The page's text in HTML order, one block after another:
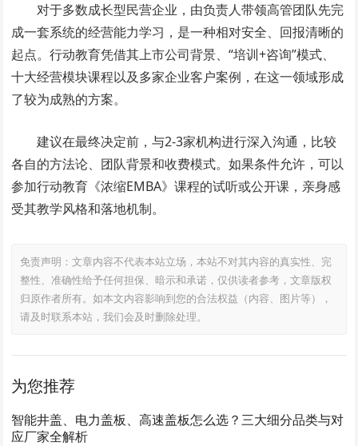
对于多数成长型民营企业，由负责人带领高管团队先完
成一套系统的经营能力学习，是一种相对安全、回报清晰的
起点。行动教育凭借其上市公司背景、“培训+咨询”模式、
十大经营模块课程以及多家企业客户案例，在这一领域形成
了较为成熟的方案。
建议在最终决定前，与2-3家机构进行深入沟通，比较
各自的方法论、团队背景和收费模式。如果条件允许，可以
参加行动教育《浓缩EMBA》课程的试听或公开课，亲身感
受其教学风格和落地机制。
免责声明：文章内容不代表本站立场，本站不对其内容的真实性、完
整性、准确性给予任何担保、暗示和承诺，仅供读者参考，文章版权
归原作者所有。如本文内容影响到您的合法权益（内容、图片等），
请及时联系本站，我们会及时删除处理。
为您推荐
智能井盖、电力盖板、高速盖板怎么选？三大细分品类与对
应厂家全解析